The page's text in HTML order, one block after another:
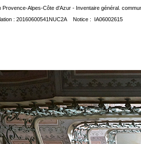
Provence-Alpes-Côte d'Azur - Inventaire général.
: 20160600541NUC2A Notice : IA06002615